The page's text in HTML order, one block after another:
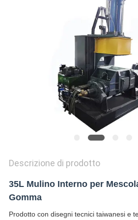
Descrizione di prodotto
35L Mulino Interno per
Gomma
Prodotto con disegni tecnici taiwanesi e